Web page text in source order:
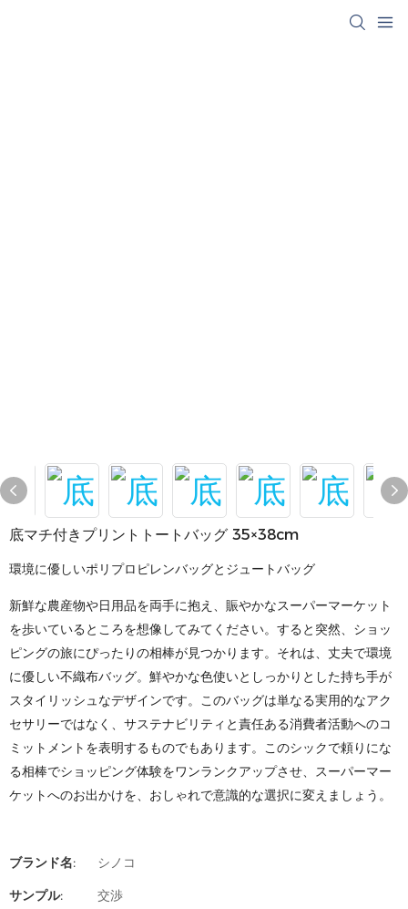
底マチ付きプリントトートバッグ 35×38cm
環境に優しいポリプロピレンバッグとジュートバッグ
新鮮な農産物や日用品を両手に抱え、賑やかなスーパーマーケット
を歩いているところを想像してみてください。すると突然、ショッ
ピングの旅にぴったりの相棒が見つかります。それは、丈夫で環境
に優しい不織布バッグ。鮮やかな色使いとしっかりとした持ち手が
スタイリッシュなデザインです。このバッグは単なる実用的なアク
セサリーではなく、サステナビリティと責任ある消費者活動へのコ
ミットメントを表明するものでもあります。このシックで頼りにな
る相棒でショッピング体験をワンランクアップさせ、スーパーマー
ケットへのお出かけを、おしゃれで意識的な選択に変えましょう。
ブランド名:
シノコ
サンプル:
交渉